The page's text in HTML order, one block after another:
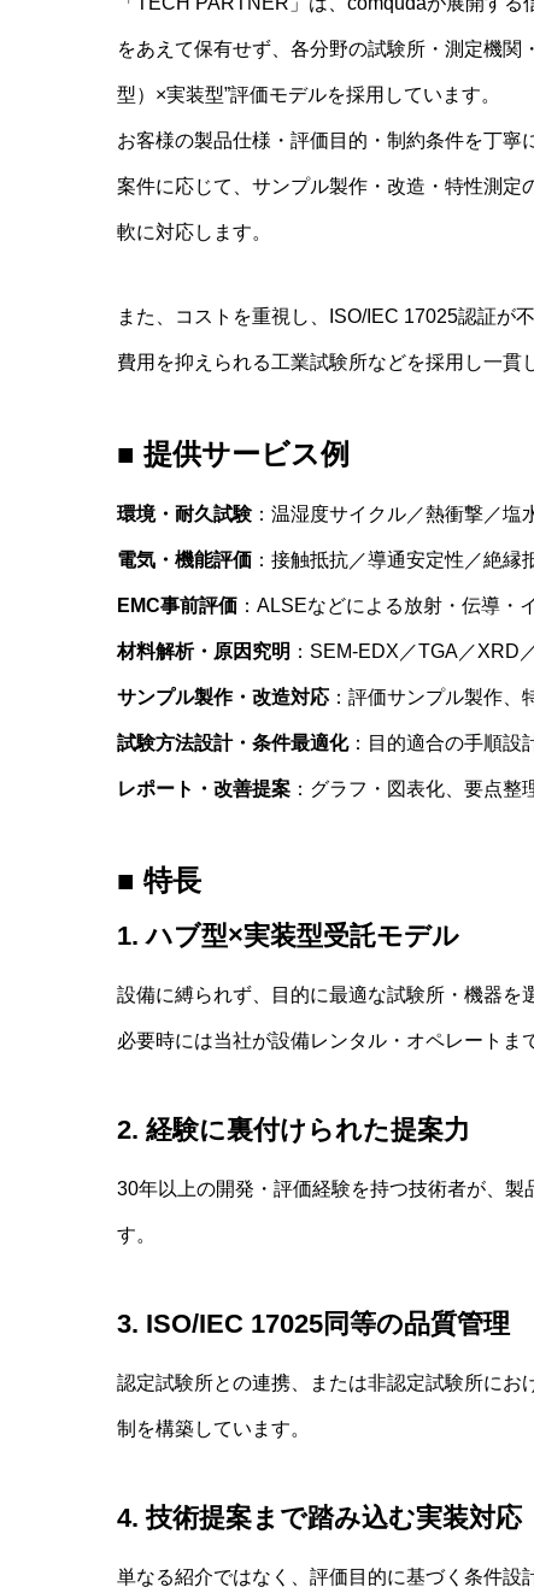
をあえて保有せず、各分野の試験所・測定機
型）×実装型”評価モデルを採用しています。
お客様の製品仕様・評価目的・制約条件を丁寧
案件に応じて、サンプル製作・改造・特性測
軟に対応します。
また、コストを重視し、ISO/IEC 17025認証が
費用を抑えられる工業試験所などを採用し一貫
■ 提供サービス例
環境・耐久試験：温湿度サイクル／熱衝撃／塩
電気・機能評価 ：接触抵抗／導通安定性／絶
EMC事前評価 ：ALSEなどによる放射・伝導・
材料解析・原因究明 ：SEM-EDX／TGA／XRD
サンプル製作・改造対応 ：評価サンプル製作
試験方法設計・条件最適化：目的適合の手順設
レポート・改善提案 ：グラフ・図表化、要点
■ 特長
1. ハブ型×実装型受託モデル
設備に縛られず、目的に最適な試験所・機器を
必要時には当社が設備レンタル・オペレートま
2. 経験に裏付けられた提案力
30年以上の開発・評価経験を持つ技術者が、
す。
3. ISO/IEC 17025同等の品質管理
認定試験所との連携、または非認定試験所に
制を構築しています。
4. 技術提案まで踏み込む実装対応
単なる紹介ではなく、評価目的に基づく条件設